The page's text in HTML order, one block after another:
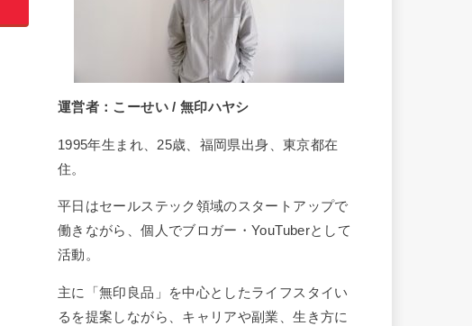
運営者：こーせい / 無印ハヤシ
1995年生まれ、25歳、福岡県出身、東京都在
住。
平日はセールステック領域のスタートアップで
働きながら、個人でブロガー・YouTuberとして
活動。
主に「無印良品」を中心としたライフスタイい
るを提案しながら、キャリアや副業、生き方に